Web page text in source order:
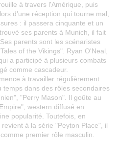
à travers l'Amérique, puis
d'une réception qui tourne mal,
: il passera cinquante et un
ses parents à Munich, il fait
parents sont les scénaristes
of the Vikings". Ryan O'Neal,
a participé à plusieurs combats
comme cascadeur.
à travailler régulièrement
dans des rôles secondaires
"Perry Mason". Il goûte au
western diffusé en
popularité. Toutefois, en
à la série "Peyton Place", il
premier rôle masculin.